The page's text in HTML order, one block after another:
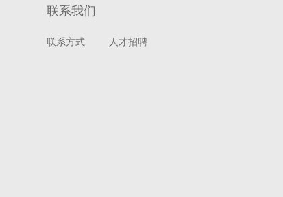
联系我们
联系方式 人才招聘